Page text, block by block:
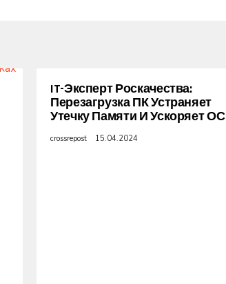
IT-Эксперт Роскачества:
Перезагрузка ПК Устраняет
Утечку Памяти И Ускоряет ОС
crossrepost 15.04.2024